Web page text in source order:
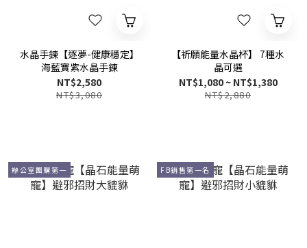
水晶手鍊【逐夢-健康穩定】
海藍寶紫水晶手鍊
NT$2,580
NT$3,080
【祈願能量水晶杯】 7種水
晶可選
NT$1,080 ~ NT$1,380
NT$2,880
辦公室團購第一 FB銷售第一名